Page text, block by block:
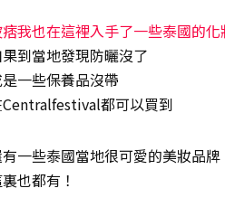
我也在這裡入手了一些泰國的化
到當地發現防曬沒了
一些保養品沒帶
都可以買到
一些泰國當地很可愛的美妝品牌
也都有！